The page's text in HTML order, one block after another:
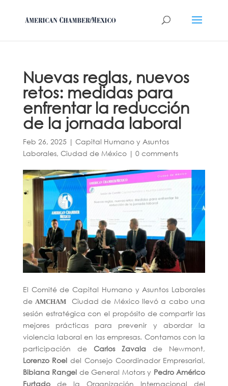
Nuevas reglas, nuevos
retos: medidas para
enfrentar la reducción
de la jornada laboral
Feb 26, 2025 | Capital Humano y Asuntos
Laborales, Ciudad de México| 0 comments
El Comité de Capital Humano y Asuntos Laborales
de AMCHAM
Ciudad de México llevó a cabo una
sesión estratégica con el propósito de compartir las
mejores prácticas para prevenir y abordar la
violencia laboral en las empresas. Contamos con la
participación de Carlos Zavala de Newmont,
Lorenzo Roel del Consejo Coordinador Empresarial,
Bibiana Rangel de General Motors y Pedro Américo
Furtadode la Organización Internacional del